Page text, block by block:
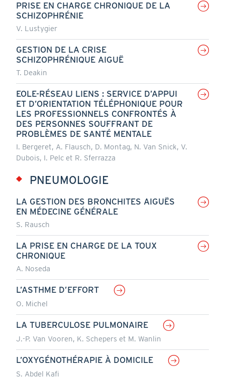
PRISE EN CHARGE CHRONIQUE DE LA
SCHIZOPHRÉNIE
V. Lustygier
GESTION DE LA CRISE
SCHIZOPHRÉNIQUE AIGUË
T. Deakin
EOLE-RÉSEAU LIENS : SERVICE D’APPUI
ET D’ORIENTATION TÉLÉPHONIQUE POUR
LES PROFESSIONNELS CONFRONTÉS À
DES PERSONNES SOUFFRANT DE
PROBLÈMES DE SANTÉ MENTALE
I. Bergeret, A. Flausch, D. Montag, N. Van Snick, V.
Dubois, I. Pelc et R. Sferrazza
PNEUMOLOGIE
LA GESTION DES BRONCHITES AIGUËS
EN MÉDECINE GÉNÉRALE
S. Rausch
LA PRISE EN CHARGE DE LA TOUX
CHRONIQUE
A. Noseda
L’ASTHME D’EFFORT
O. Michel
LA TUBERCULOSE PULMONAIRE
J.-P. Van Vooren, K. Schepers et M. Wanlin
L’OXYGÉNOTHÉRAPIE À DOMICILE
S. Abdel Kafi